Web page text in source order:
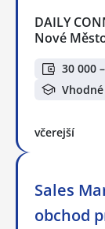
DAILY
Nové
30 000
včerejší
Sales
obchod